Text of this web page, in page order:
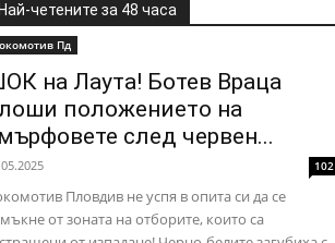
четените за 48 часа
Пд
на Лаута! Ботев Враца
положението на
след червен...
102
Пловдив не успя в опита си да се
от зоната на отборите, които са